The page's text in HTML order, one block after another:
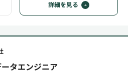
詳細を見る
ータエンジニア